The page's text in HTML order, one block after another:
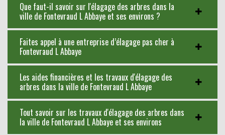
Que faut-il savoir sur l'élagage des arbres dans la
ville de Fontevraud L Abbaye et ses environs ?
Faites appel à une entreprise d’élagage pas cher à
Fontevraud L Abbaye
Les aides financières et les travaux d'élagage des
arbres dans la ville de Fontevraud L Abbaye
Tout savoir sur les travaux d'élagage des arbres dans
la ville de Fontevraud L Abbaye et ses environs